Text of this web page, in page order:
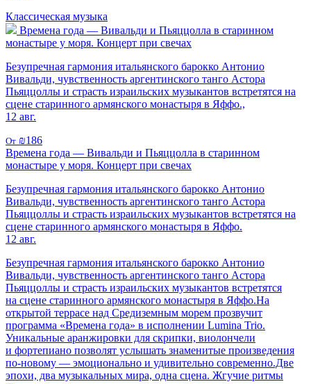
Классическая музыка
Времена года — Вивальди и Пьяццолла в старинном
монастыре у моря. Концерт при свечах
Безупречная гармония итальянского барокко Антонио
Вивальди, чувственность аргентинского танго Астора
Пьяццоллы и страсть израильских музыкантов встретятся на
сцене старинного армянского монастыря в Яффо.,
12 авг.
От ₪186
Времена года — Вивальди и Пьяццолла в старинном
монастыре у моря. Концерт при свечах
Безупречная гармония итальянского барокко Антонио
Вивальди, чувственность аргентинского танго Астора
Пьяццоллы и страсть израильских музыкантов встретятся на
сцене старинного армянского монастыря в Яффо.
12 авг.
Безупречная гармония итальянского барокко Антонио
Вивальди, чувственность аргентинского танго Астора
Пьяццоллы и страсть израильских музыкантов встретятся
на сцене старинного армянского монастыря в Яффо.На
открытой террасе над Средиземным морем прозвучит
программа «Времена года» в исполнении Lumina Trio.
Уникальные аранжировки для скрипки, виолончели
и фортепиано позволят услышать знаменитые произведения
по-новому — эмоционально и удивительно современно.Две
эпохи, два музыкальных мира, одна сцена. Жгучие ритмы